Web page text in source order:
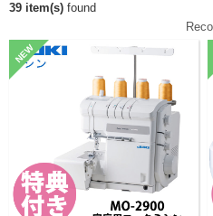
39 item(s) found
NEW